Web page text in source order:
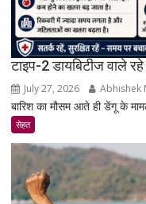
टाइप-2 डायबिटीज वाले
July 27, 2026 Abhishek
बारिश का मौसम आते ही डेंगू के
सेहत